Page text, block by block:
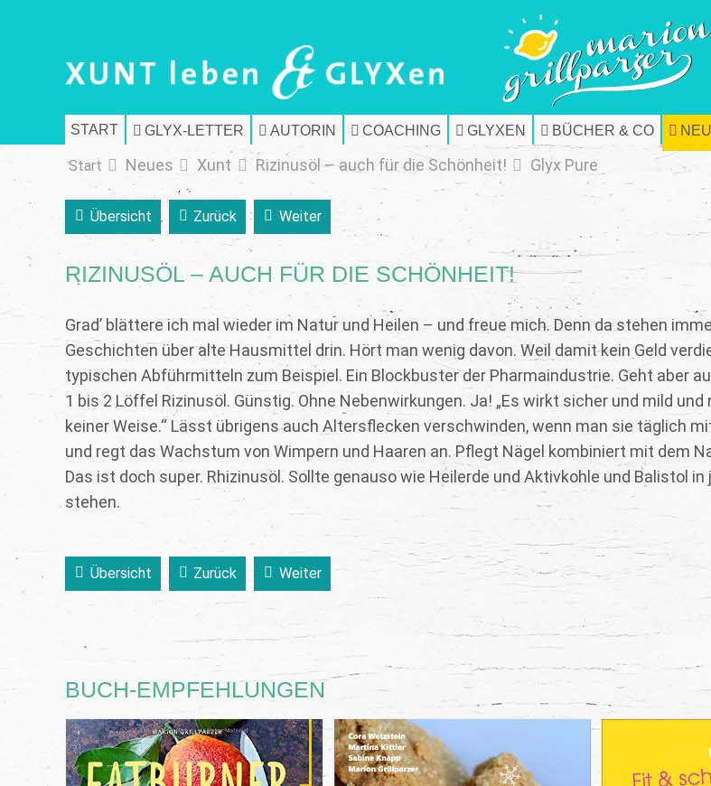
START GLYX-LETTER AUTORIN COACHING GLYXEN BÜCHER & CO
Start Neues Xunt Rizinusöl – auch für die Schönheit! Glyx Pure
Übersicht Zurück Weiter
RIZINUSÖL – AUCH FÜR DIE SCHÖNHEIT!
Grad’ blättere ich mal wieder im Natur und Heilen – und freue mich. Denn da stehen
Geschichten über alte Hausmittel drin. Hört man wenig davon. Weil damit kein Geld
typischen Abführmitteln zum Beispiel. Ein Blockbuster der Pharmaindustrie. Geht aber
1 bis 2 Löffel Rizinusöl. Günstig. Ohne Nebenwirkungen. Ja! „Es wirkt sicher und mild und
keiner Weise.“ Lässt übrigens auch Altersflecken verschwinden, wenn man sie täglich
und regt das Wachstum von Wimpern und Haaren an. Pflegt Nägel kombiniert mit dem
Das ist doch super. Rhizinusöl. Sollte genauso wie Heilerde und Aktivkohle und Balistol
stehen.
Übersicht Zurück Weiter
BUCH-EMPFEHLUNGEN